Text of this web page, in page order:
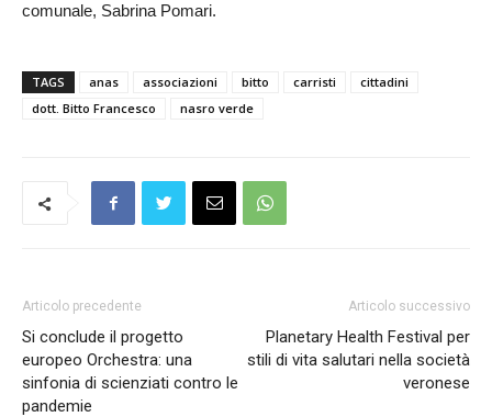
comunale, Sabrina Pomari.
TAGS anas associazioni bitto carristi
cittadini
dott. Bitto Francesco
nasro verde
Articolo precedente
Si conclude il progetto
europeo Orchestra: una
sinfonia di scienziati contro le
pandemie
Articolo successivo
Planetary Health Festival per
stili di vita salutari nella società
veronese